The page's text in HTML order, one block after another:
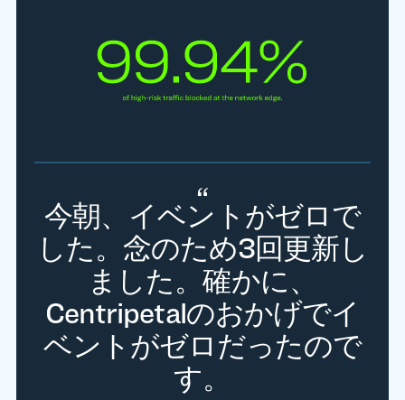
先月のレポートを見るだ
けでも、1日あたり約500
万件以上のシールドを行
っています。何百万件も
の脅威がネットワーク外
で管理されていることが
今朝、イベントがゼロで
した。念のため3回更新し
ました。確かに、
Centripetalのおかげでイ
ベントがゼロだったので
す。
1時間あたり300万件のブ
ロックから、2万件、さら
に6千件へと減少しまし
た。これまで1時間で
SIEMに記録していた外部
からの侵入ブロックを、